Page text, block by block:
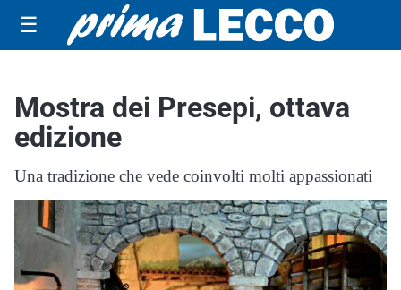
☰
Mostra dei Presepi, ottava
edizione
Una tradizione che vede coinvolti molti appassionati